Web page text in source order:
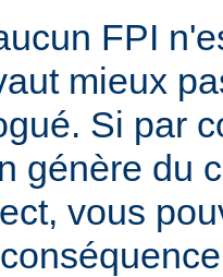
FPI
mieux
Si par
génère du
vous